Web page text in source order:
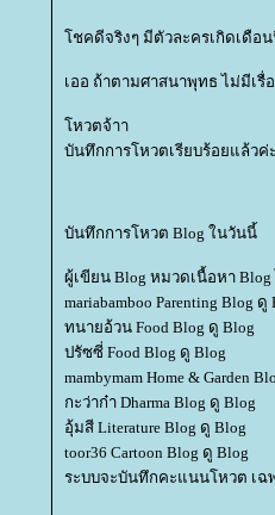
ชคดีจริงๆ มีตัวละครเกิดเดือ
เออ ถ้าตามศาสนาพุทธ ไม่มีเ
หวตจ้าา
บันทึกการโหวตเรียบร้อยแล้วค่ะ
บันทึกการโหวต Blog ในวันนี้
ผู้เขียน Blog หมวดเนื้อหา
mariabamboo Parenting Blog ดู
ทนายอ้วน Food Blog ดู Blog
ปรัซซี่ Food Blog ดู Blog
mambymam Home & Garden
กะว่าก๋า Dharma Blog ดู Blog
อุ้มสี Literature Blog ดู Blog
toor36 Cartoon Blog ดู Blog
ระบบจะบันทึกคะแนนโหวต เฉ